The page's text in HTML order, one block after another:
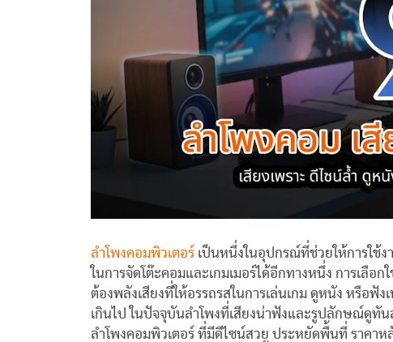
ลำโพงคอมพิวเตอร์ เป็นหนึ่งในอุปกรณ์ที่ช่วยให้การใช้ง
ในการจัดโต๊ะคอมและเกมเมอร์ได้อีกทางหนึ่ง การเลื
ต้องพลังเสียงที่ให้อรรถรสในการเล่นเกม ดูหนัง หรือฟั
เกินไป ในปัจจุบันลำโพงที่เสียงน่าฟังและรูปลักษณ์ดูทัน
ลำโพงคอมพิวเตอร์ ที่มีดีไซน์สวย ประหยัดพื้นที่ ราคาห